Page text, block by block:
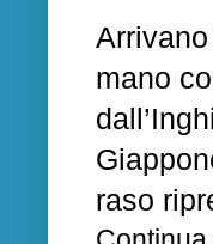
mano
raso